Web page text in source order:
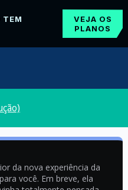
TEM
VEJA OS
PLANOS
da nova experiência da
você. Em breve, ela